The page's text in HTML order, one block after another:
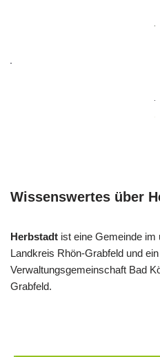
Wissenswertes über
Herbstadt ist eine Gemeinde im
Landkreis Rhön-Grabfeld und
Verwaltungsgemeinschaft Bad
Grabfeld.